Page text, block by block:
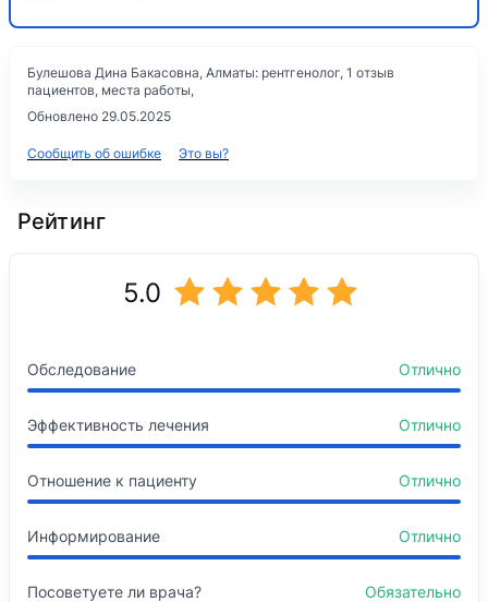
Булешова Дина Бакасовна, Алматы: рентгенолог, 1 отзыв
пациентов, места работы,
Обновлено 29.05.2025
Сообщить об ошибке Это вы?
Рейтинг
5.0
Обследование Отлично
Эффективность лечения Отлично
Отношение к пациенту Отлично
Информирование Отлично
Посоветуете ли врача? Обязательно